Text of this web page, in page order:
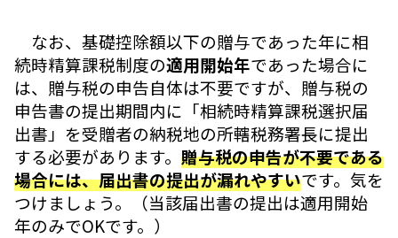
なお、基礎控除額以下の贈与であった年に相
続時精算課税制度の適用開始年であった場合に
は、贈与税の申告自体は不要ですが、贈与税の
申告書の提出期間内に「相続時精算課税選択届
出書」を受贈者の納税地の所轄税務署長に提出
する必要があります。 贈与税の申告が不要である
場合には、届出書の提出が漏れやすいです。気を
つけましょう。（当該届出書の提出は適用開始
年のみでOKです。）